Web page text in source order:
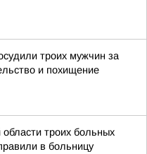
троих мужчин за
и похищение
троих больных
в больницу